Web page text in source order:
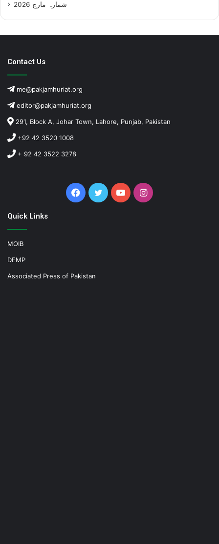
شمارہ مارچ 2026
Contact Us
me@pakjamhuriat.org
editor@pakjamhuriat.org
291, Block A, Johar Town, Lahore, Punjab, Pakistan
+92 42 3520 1008
+ 92 42 3522 3278
Facebook
TwitterYouTubeInstagram
Quick Links
MOIB
DEMP
Associated Press of Pakistan